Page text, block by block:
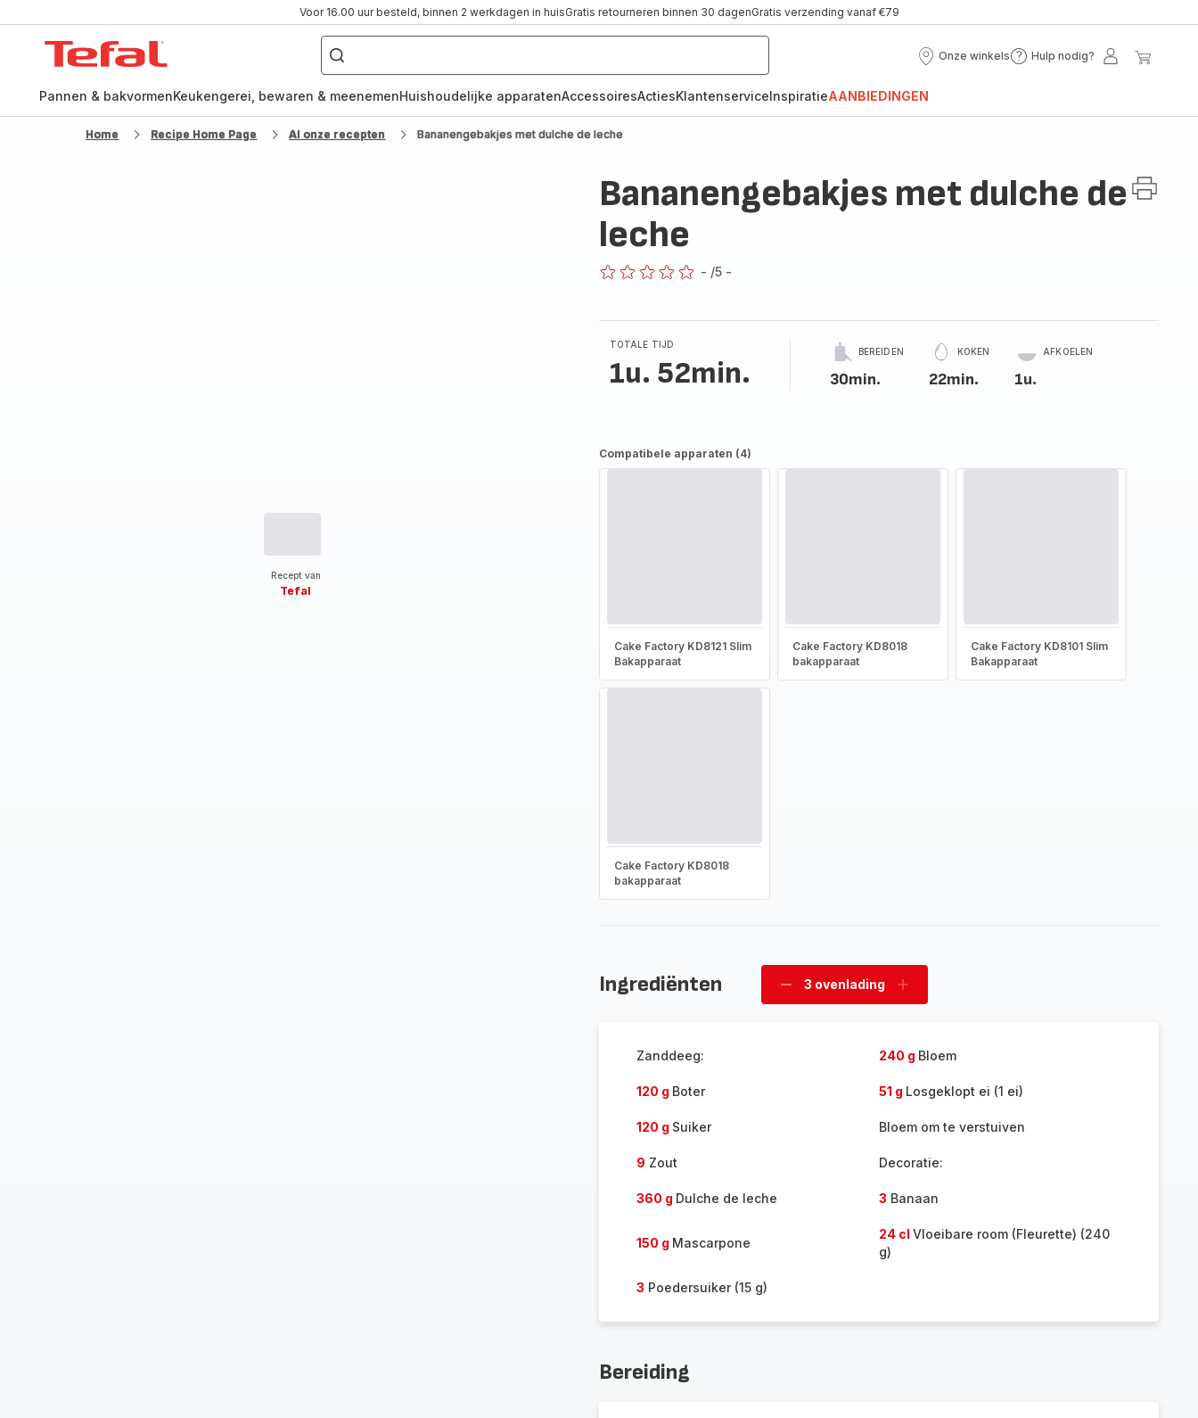
Voor 16.00 uur besteld, binnen 2 werkdagen in huisGratis retourneren binnen 30 dagenGratis verzending vanaf €79
Waar
ben
naar
Onze winkels
Onze
Hulp nodig?
Hulp
Mijn
Pannen & bakvormenKeukengerei, bewaren & meenemenHuishoudelijke apparatenAccessoiresActiesKlantenserviceInspiratieAANBIEDINGEN
Home Recipe Home Page Al onze recepten Bananengebakjes met dulche de leche
Recept van
Tefal
Bananengebakjes met dulche de
leche
- /5 -
TOTALE TIJD
1u. 52min.
BEREIDEN
30min.
KOKEN
22min.
AFKOELEN
1u.
Compatibele apparaten (4)
Cake Factory KD8121 Slim
Bakapparaat
Cake Factory KD8018
bakapparaat
Cake Factory KD8101 Slim
Bakapparaat
Cake Factory KD8018
bakapparaat
Ingrediënten
Verwijder
3 ovenlading
Voeg
Zanddeeg:
240 g Bloem
120 g Boter 51 g Losgeklopt ei (1 ei)
120 g Suiker Bloem om te verstuiven
9 Zout Decoratie:
360 g Dulche de leche 3 Banaan
150 g Mascarpone
24 cl Vloeibare room (Fleurette) (240
g)
3 Poedersuiker (15 g)
Bereiding